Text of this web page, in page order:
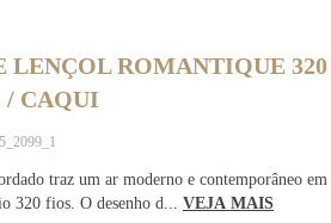
LENÇOL ROMANTIQUE
/ CAQUI
traz um ar moderno e contemporâneo
320 fios. O desenho d... VEJA MAIS